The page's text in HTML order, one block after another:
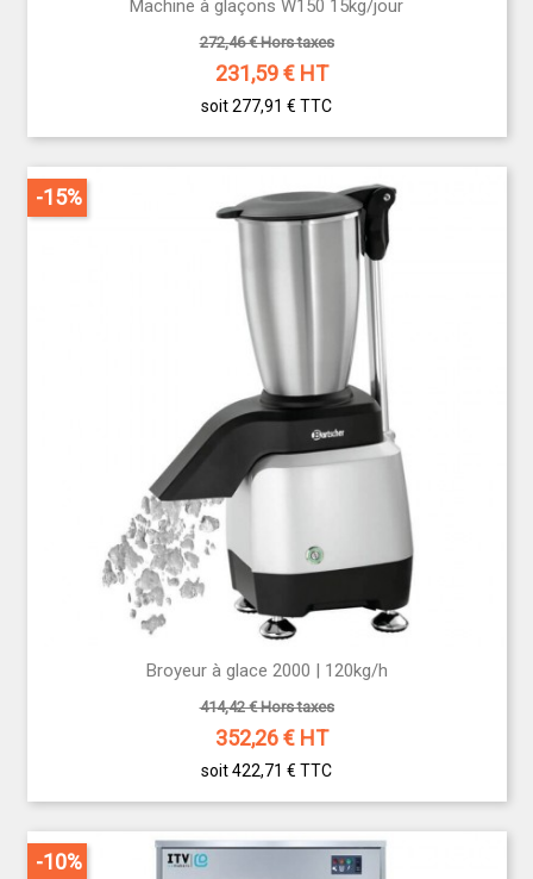
Machine à glaçons W150 15kg/jour
272,46 € Hors taxes
231,59€ HT
soit 277,91 € TTC
Broyeur à glace 2000 | 120kg/h
414,42 € Hors taxes
352,26€ HT
soit 422,71 € TTC
-15%
-10%